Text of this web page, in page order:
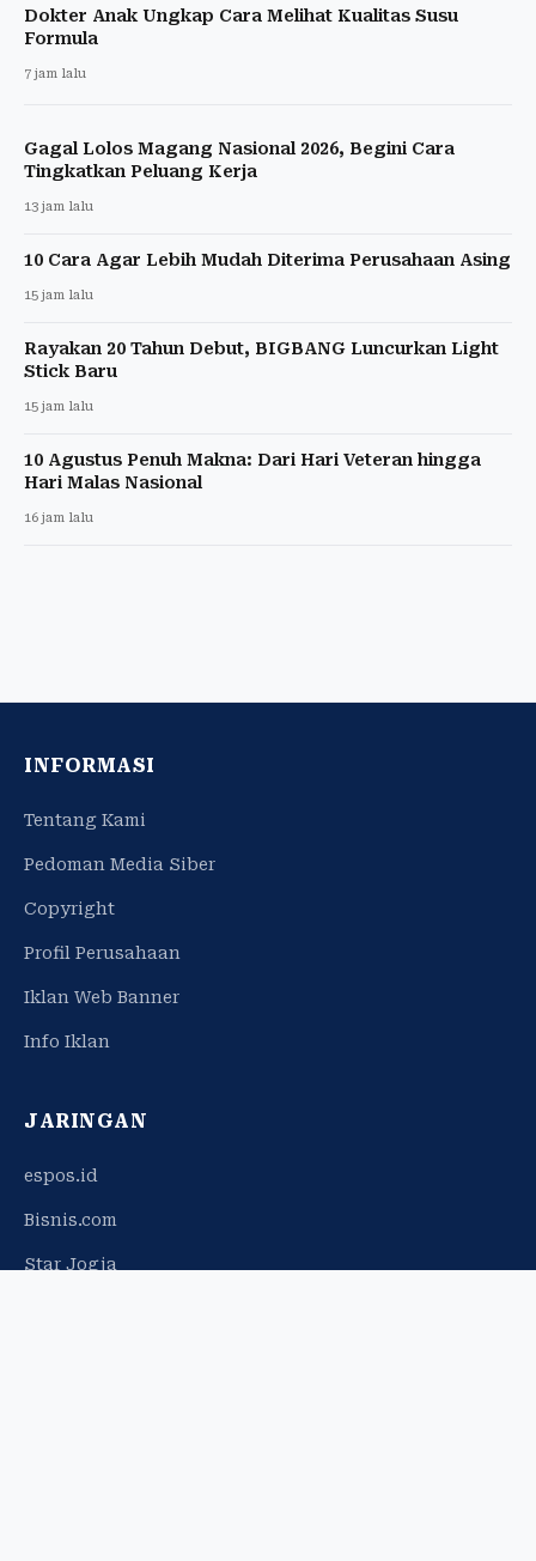
Dokter Anak Ungkap Cara Melihat Kualitas Susu
Formula
7 jam lalu
Gagal Lolos Magang Nasional 2026, Begini Cara
Tingkatkan Peluang Kerja
13 jam lalu
10 Cara Agar Lebih Mudah Diterima Perusahaan Asing
15 jam lalu
Rayakan 20 Tahun Debut, BIGBANG Luncurkan Light
Stick Baru
15 jam lalu
10 Agustus Penuh Makna: Dari Hari Veteran hingga
Hari Malas Nasional
16 jam lalu
INFORMASI
Tentang Kami
Pedoman Media Siber
Copyright
Profil Perusahaan
Iklan Web Banner
Info Iklan
JARINGAN
espos.id
Bisnis.com
Star Jogja